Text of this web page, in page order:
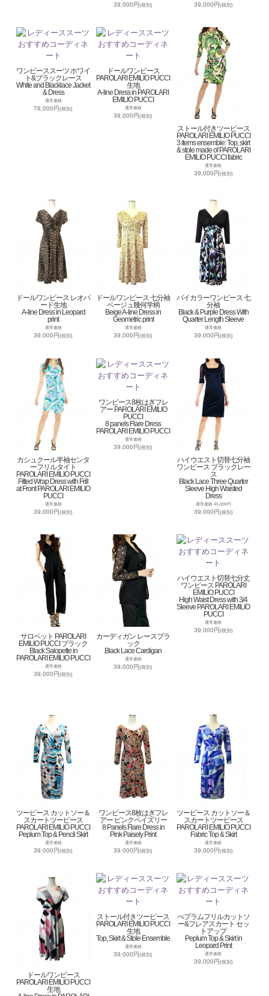
39,000円(税別) 39,000円(税別)
ワンピーススーツ ホワイ
ト&ブラックレース
White and Blacklace Jacket
& Dress
通常価格
78,000円(税別)
ドールワンピース
PAROLARI EMILIO PUCCI
生地
A-line Dress in PAROLARI
EMILIO PUCCI
通常価格
39,000円(税別)
ストール付きツーピース
PAROLARI EMILIO PUCCI
3 items ensemble: Top, skirt
& stole made of PAROLARI
EMILIO PUCCI fabric
通常価格
39,000円(税別)
ドールワンピース レオパ
ード生地
A-line Dress in Leopard
print
通常価格
39,000円(税別)
ドールワンピース 七分袖
ベージュ幾何学柄
Beige A-line Dress in
Geometric print
通常価格
39,000円(税別)
バイカラーワンピース 七
分袖
Black & Purple Dress With
Quarter Length Sleeve
通常価格
39,000円(税別)
カシュクール半袖センタ
ーフリルタイト
PAROLARI EMILIO PUCCI
Fitted Wrap Dress with Frill
at Front PAROLARI EMILIO
PUCCI
通常価格
39,000円(税別)
ワンピース8枚はぎフレ
アー PAROLARI EMILIO
PUCCI
8 panels Flare Dress
PAROLARI EMILIO PUCCI
通常価格
39,000円(税別)
ハイウエスト切替七分袖
ワンピース ブラックレー
ス
Black Lace Three Quarter
Sleeve High Waisted
Dress
通常価格 45,000円
39,000円(税別)
サロペット PAROLARI
EMILIO PUCCI ブラック
Black Salopette in
PAROLARI EMILIO PUCCI
通常価格
39,000円(税別)
カーディガン レースブラ
ック
Black Lace Cardigan
通常価格
39,000円(税別)
ハイウエスト切替七分丈
ワンピース PAROLARI
EMILIO PUCCI
High Waist Dress with 3/4
Sleeve PAROLARI EMILIO
PUCCI
通常価格
39,000円(税別)
ツーピース カットソー＆
スカートツーピース
PAROLARI EMILIO PUCCI
Peplum Top & Pencil Skirt
通常価格
39,000円(税別)
ワンピース8枚はぎフレ
アー ピンクペイズリー
8 Panels Flare Dress in
Pink Paisely Print
通常価格
39,000円(税別)
ツーピース カットソー＆
スカートツーピース
PAROLARI EMILIO PUCCI
Fabric Top & Skirt
通常価格
39,000円(税別)
ドールワンピース
PAROLARI EMILIO PUCCI
生地
ストール付きツーピース
PAROLARI EMILIO PUCCI
生地
Top, Skirt & Stole Ensemble
通常価格
39,000円(税別)
ぺプラムフリルカットソ
ー&フレアスカート セッ
トアップ
Peplum Top & Skirt in
Leopard Print
通常価格
39,000円(税別)